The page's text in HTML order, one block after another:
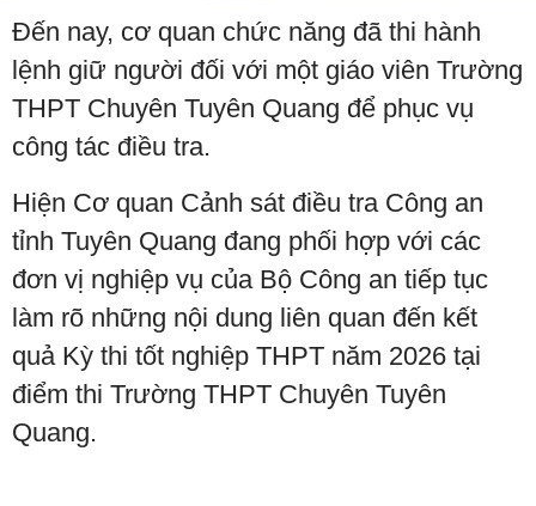
Đến nay, cơ quan chức năng đã thi hành
lệnh giữ người đối với một giáo viên Trường
THPT Chuyên Tuyên Quang để phục vụ
công tác điều tra.
Hiện Cơ quan Cảnh sát điều tra Công an
tỉnh Tuyên Quang đang phối hợp với các
đơn vị nghiệp vụ của Bộ Công an tiếp tục
làm rõ những nội dung liên quan đến kết
quả Kỳ thi tốt nghiệp THPT năm 2026 tại
điểm thi Trường THPT Chuyên Tuyên
Quang.